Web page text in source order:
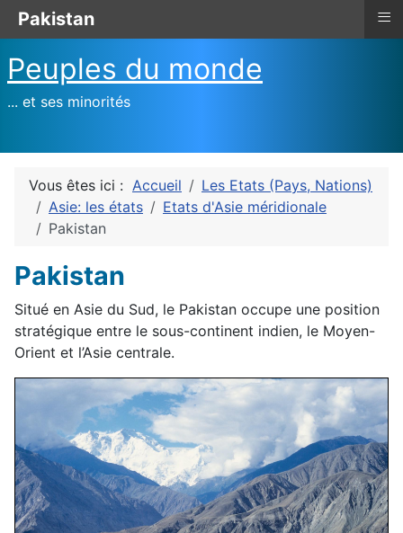
Peuples du monde
... et ses minorités
Vous êtes ici : Accueil
Les Etats (Pays, Nations)
Asie: les états
Etats d'Asie méridionale
Pakistan
Pakistan
Situé en Asie du Sud, le Pakistan occupe une position
stratégique entre le sous-continent indien, le Moyen-
Orient et l’Asie centrale.
Pakistan ≡